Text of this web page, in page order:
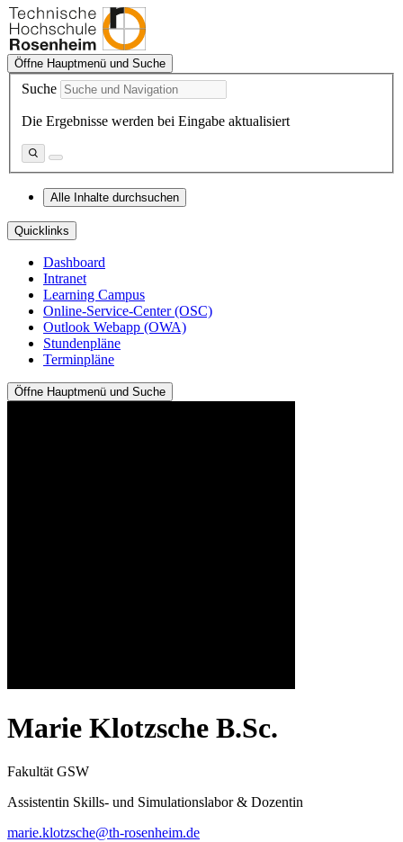
Öffne Hauptmenü und Suche
Suche
Die Ergebnisse werden bei Eingabe aktualisiert
Alle Inhalte durchsuchen
Quicklinks
Dashboard
Intranet
Learning Campus
Online-Service-Center (OSC)
Outlook Webapp (OWA)
Stundenpläne
Terminpläne
Öffne Hauptmenü und Suche
Marie Klotzsche B.Sc.
Fakultät GSW
Assistentin Skills- und Simulationslabor & Dozentin
marie.klotzsche@th-rosenheim.de